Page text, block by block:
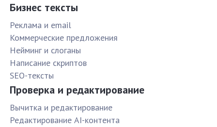
Бизнес тексты
Реклама и email
Коммерческие предложения
Нейминг и слоганы
Написание скриптов
SEO-тексты
Проверка и редактирование
Вычитка и редактирование
Редактирование AI-контента